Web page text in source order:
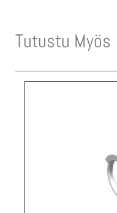
Tutustu Myös